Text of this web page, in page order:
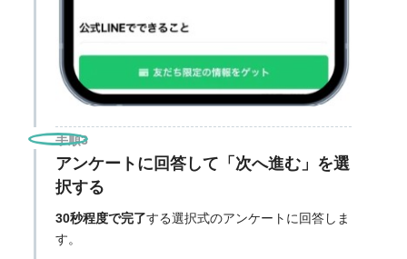
手順3
アンケートに回答して「次へ進む」を選
択する
30秒程度で完了する選択式のアンケートに回答しま
す。